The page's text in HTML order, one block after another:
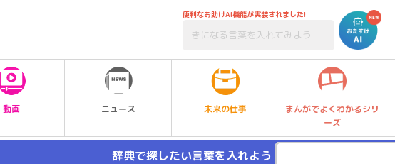
便利なお助けAI機能が実装されました!
動画 ニュース 未来の仕事
まんがでよくわかるシリ
ーズ
辞典で探したい言葉を入れよう